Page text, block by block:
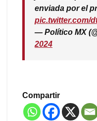
enviada por el
pic.twitter.com/
— Político MX
2024
Compartir